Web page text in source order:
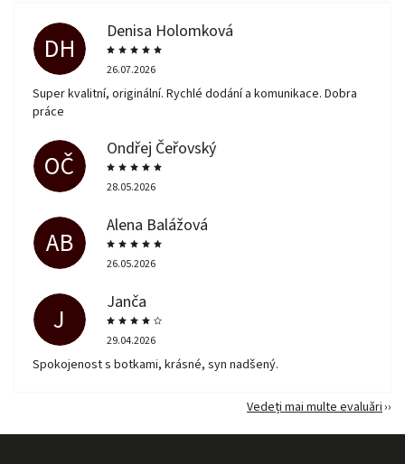
DH
Denisa Holomková
26.07.2026
Super kvalitní, originální. Rychlé dodání a komunikace. Dobra
práce
OČ
Ondřej Čeřovský
28.05.2026
AB
Alena Balážová
26.05.2026
J
Janča
29.04.2026
Spokojenost s botkami, krásné, syn nadšený.
Vedeți mai multe evaluări